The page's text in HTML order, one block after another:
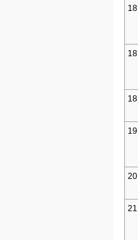
18
18
18
19
20
21